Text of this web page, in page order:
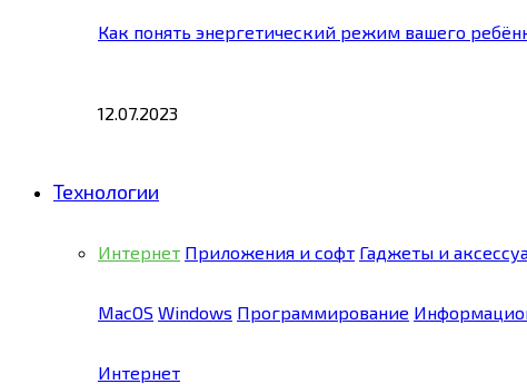
Как понять энергетический режим вашего
12.07.2023
Технологии
Интернет Приложения и софт Гаджеты и
MacOS Windows Программирование
Интернет